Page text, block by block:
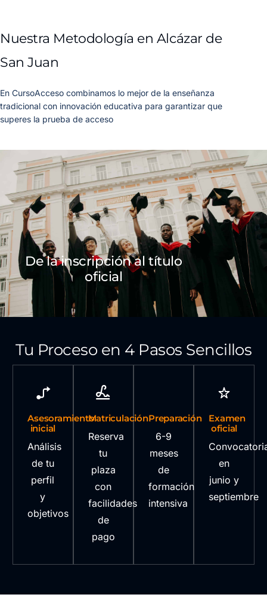
Nuestra Metodología en Alcázar de
San Juan
En CursoAcceso combinamos lo mejor de la enseñanza
tradicional con innovación educativa para garantizar que
superes la prueba de acceso
De la inscripción al título
oficial
Tu Proceso en 4 Pasos Sencillos
Asesoramiento
inicial
Análisis
de tu
perfil
y
objetivos
Matriculación
Reserva
tu
plaza
con
facilidades
de
pago
Preparación
6-9
meses
de
formación
intensiva
Examen
oficial
en
junio y
septiembre